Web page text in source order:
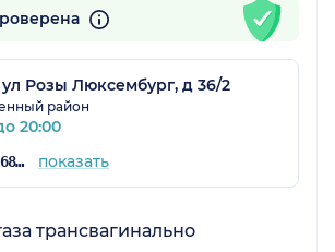
Розы Люксембург, д 36/2
район
20:00
+7 (353) 248-68-57 показать
трансвагинально